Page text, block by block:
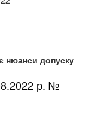
нюанси допуску
р. №